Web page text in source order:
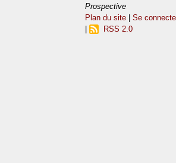
Prospective
Plan du site |Se
RSS 2.0